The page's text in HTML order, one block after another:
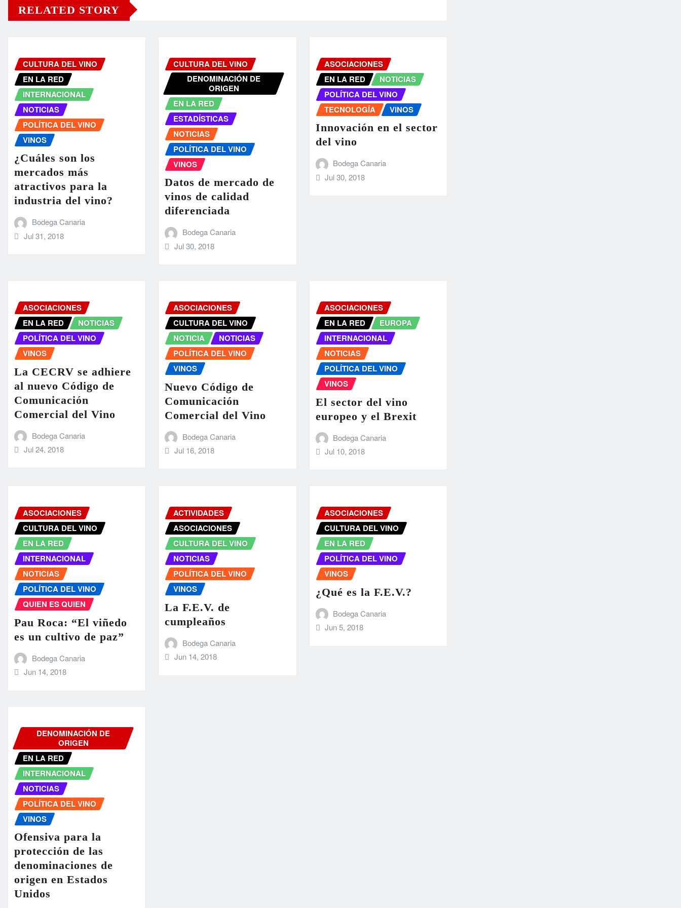
RELATED STORY
CULTURA DEL VINO
EN LA RED
INTERNACIONAL
NOTICIAS
POLÍTICA DEL VINO
VINOS
¿Cuáles son los
mercados más
atractivos para la
industria del vino?
Bodega Canaria
Jul 31, 2018
CULTURA DEL VINO
DENOMINACIÓN DE
ORIGEN
EN LA RED
ESTADÍSTICAS
NOTICIAS
POLÍTICA DEL VINO
VINOS
Datos de mercado de
vinos de calidad
diferenciada
Bodega Canaria
Jul 30, 2018
ASOCIACIONES
EN LA RED
NOTICIAS
POLÍTICA DEL VINO
TECNOLOGÍA
VINOS
Innovación en el sector
del vino
Bodega Canaria
Jul 30, 2018
ASOCIACIONES
EN LA RED
NOTICIAS
POLÍTICA DEL VINO
VINOS
La CECRV se adhiere
al nuevo Código de
Comunicación
Comercial del Vino
Bodega Canaria
Jul 24, 2018
ASOCIACIONES
CULTURA DEL VINO
NOTICIA
NOTICIAS
POLÍTICA DEL VINO
VINOS
Nuevo Código de
Comunicación
Comercial del Vino
Bodega Canaria
Jul 16, 2018
ASOCIACIONES
EN LA RED
EUROPA
INTERNACIONAL
NOTICIAS
POLÍTICA DEL VINO
VINOS
El sector del vino
europeo y el Brexit
Bodega Canaria
Jul 10, 2018
ASOCIACIONES
CULTURA DEL VINO
EN LA RED
INTERNACIONAL
NOTICIAS
POLÍTICA DEL VINO
QUIEN ES QUIEN
Pau Roca: “El viñedo
es un cultivo de paz”
Bodega Canaria
Jun 14, 2018
ACTIVIDADES
ASOCIACIONES
CULTURA DEL VINO
NOTICIAS
POLÍTICA DEL VINO
VINOS
La F.E.V. de
cumpleaños
Bodega Canaria
Jun 14, 2018
ASOCIACIONES
CULTURA DEL VINO
EN LA RED
POLÍTICA DEL VINO
VINOS
¿Qué es la F.E.V.?
Bodega Canaria
Jun 5, 2018
DENOMINACIÓN DE
ORIGEN
EN LA RED
INTERNACIONAL
NOTICIAS
POLÍTICA DEL VINO
VINOS
Ofensiva para la
protección de las
denominaciones de
origen en Estados
Unidos